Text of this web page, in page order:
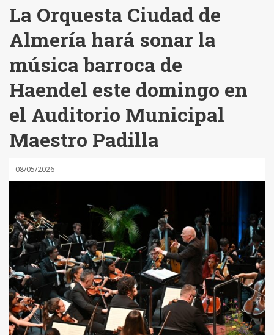
La Orquesta Ciudad de
Almería hará sonar la
música barroca de
Haendel este domingo en
el Auditorio Municipal
Maestro Padilla
08/05/2026